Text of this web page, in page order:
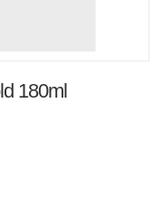
180ml